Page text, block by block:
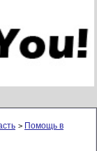
> Помощь в